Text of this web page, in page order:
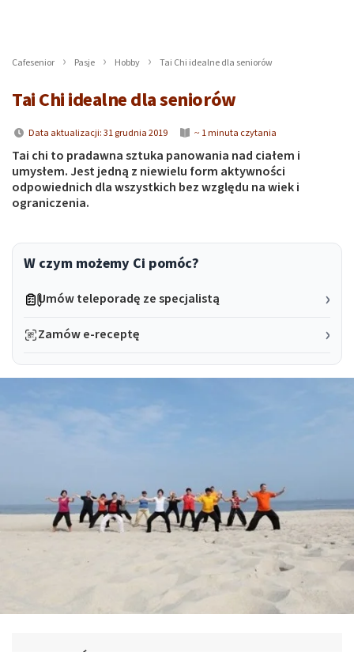
Cafesenior Pasje Hobby Tai Chi idealne dla seniorów
Tai Chi idealne dla seniorów
Data aktualizacji: 31 grudnia 2019 ~ 1 minuta czytania
Tai chi to pradawna sztuka panowania nad ciałem i
umysłem. Jest jedną z niewielu form aktywności
odpowiednich dla wszystkich bez względu na wiek i
ograniczenia.
W czym możemy Ci pomóc?
Umów teleporadę ze specjalistą
Zamów e-receptę